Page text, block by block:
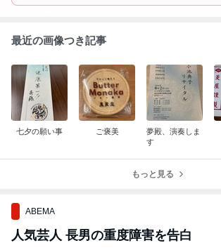
最近の画像つき記事
七夕の願い事 ご褒美
夢殿、演奏しま
す
もっと見る
ABEMA
人気芸人 長男の重度障害を告白